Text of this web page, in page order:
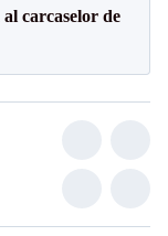
carcaselor de